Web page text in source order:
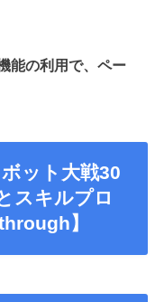
能の利用で、ペー
ット大戦30
スキルプロ
】